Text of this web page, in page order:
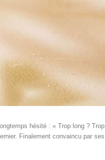
hésité : « Trop long ? Trop
Finalement convaincu par ses